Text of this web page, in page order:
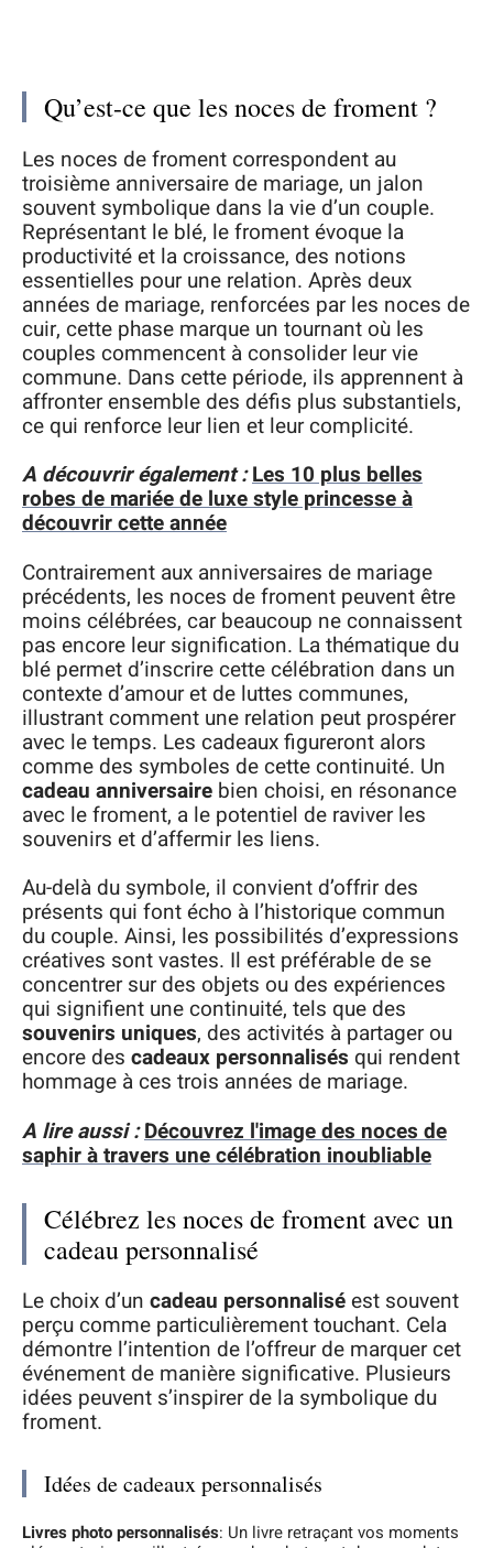
Qu’est-ce que les noces de froment ?
Les noces de froment correspondent au
troisième anniversaire de mariage, un jalon
souvent symbolique dans la vie d’un couple.
Représentant le blé, le froment évoque la
productivité et la croissance, des notions
essentielles pour une relation. Après deux
années de mariage, renforcées par les noces de
cuir, cette phase marque un tournant où les
couples commencent à consolider leur vie
commune. Dans cette période, ils apprennent à
affronter ensemble des défis plus substantiels,
ce qui renforce leur lien et leur complicité.
A découvrir également :Les 10 plus belles
robes de mariée de luxe style princesse à
découvrir cette année
Contrairement aux anniversaires de mariage
précédents, les noces de froment peuvent être
moins célébrées, car beaucoup ne connaissent
pas encore leur signification. La thématique du
blé permet d’inscrire cette célébration dans un
contexte d’amour et de luttes communes,
illustrant comment une relation peut prospérer
avec le temps. Les cadeaux figureront alors
comme des symboles de cette continuité. Un
cadeau anniversaire bien choisi, en résonance
avec le froment, a le potentiel de raviver les
souvenirs et d’affermir les liens.
Au-delà du symbole, il convient d’offrir des
présents qui font écho à l’historique commun
du couple. Ainsi, les possibilités d’expressions
créatives sont vastes. Il est préférable de se
concentrer sur des objets ou des expériences
qui signifient une continuité, tels que des
souvenirs uniques, des activités à partager ou
encore des cadeaux personnalisés qui rendent
hommage à ces trois années de mariage.
A lire aussi : Découvrez l'image des noces de
saphir à travers une célébration inoubliable
Célébrez les noces de froment avec un
cadeau personnalisé
Le choix d’un cadeau personnaliséest souvent
perçu comme particulièrement touchant. Cela
démontre l’intention de l’offreur de marquer cet
événement de manière significative. Plusieurs
idées peuvent s’inspirer de la symbolique du
froment.
Idées de cadeaux personnalisés
Livres photo personnalisés: Un livre retraçant vos moments